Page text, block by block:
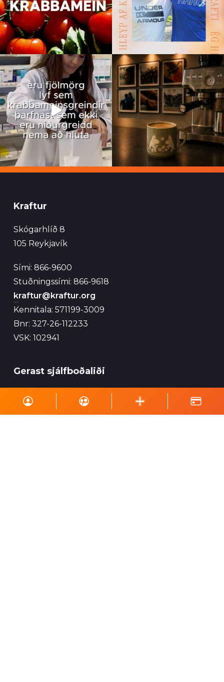
Kraftur
Skógarhlíð 8
105 Reykjavík
Sími: 866-9600
Stuðningssími: 866-9618
kraftur@kraftur.org
Kennitala: 571199-3009
Bnr: 327-26-112233
VSK: 102941
Gerast sjálfboðaliði
Sjálfboðaliðar Krafts eru mikilvægur þáttur í
starfsemi félagsins og geta hjálpað við ýmsa